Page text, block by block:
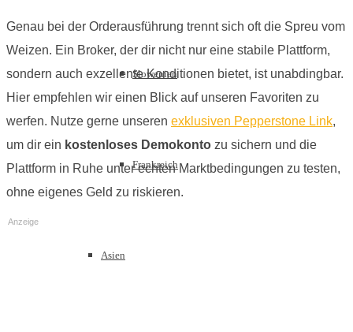
Slowenien
Frankreich
Asien
Genau bei der Orderausführung trennt sich oft die Spreu vom
Weizen. Ein Broker, der dir nicht nur eine stabile Plattform,
sondern auch exzellente Konditionen bietet, ist unabdingbar.
Hier empfehlen wir einen Blick auf unseren Favoriten zu
werfen. Nutze gerne unseren exklusiven Pepperstone Link,
um dir ein kostenloses Demokonto zu sichern und die
Plattform in Ruhe unter echten Marktbedingungen zu testen,
ohne eigenes Geld zu riskieren.
Anzeige